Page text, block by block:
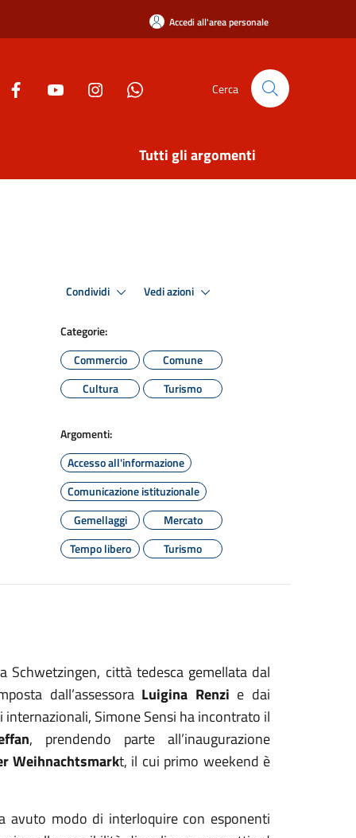
Accedi all'area personale
Cerca
Tutti gli argomenti
Condividi Vedi azioni
Categorie:
Commercio
Comune
Cultura
Turismo
Argomenti:
Accesso all'informazione
Comunicazione istituzionale
Gemellaggi
Mercato
Tempo libero
Turismo
città tedesca gemellata dal
dall’assessora Luigina Renzi e dai
internazionali, Simone Sensi ha incontrato il
, prendendo parte all’inaugurazione
Weihnachtsmarkt, il cui primo weekend è
avuto modo di interloquire con esponenti